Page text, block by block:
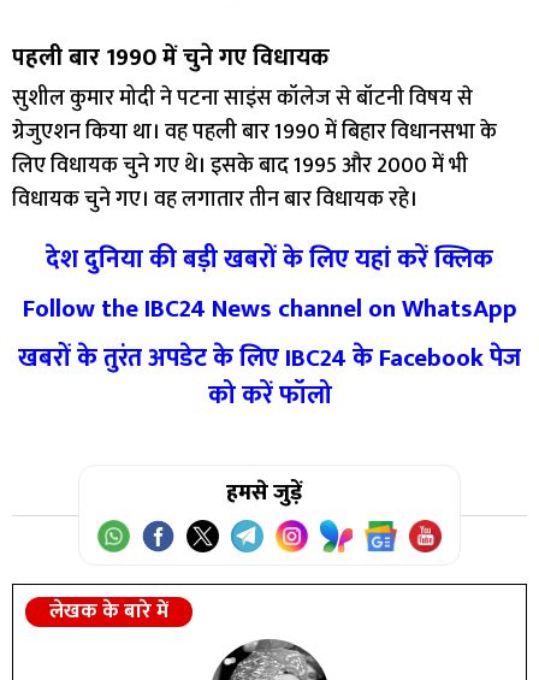
पहली बार 1990 में चुने गए विधायक
सुशील कुमार मोदी ने पटना साइंस कॉलेज से बॉटनी विषय से
ग्रेजुएशन किया था। वह पहली बार 1990 में बिहार विधानसभा के
लिए विधायक चुने गए थे। इसके बाद 1995 और 2000 में भी
विधायक चुने गए। वह लगातार तीन बार विधायक रहे।
देश दुनिया की बड़ी खबरों के लिए यहां करें क्लिक
Follow the IBC24 News channel on WhatsApp
खबरों के तुरंत अपडेट के लिए IBC24 के Facebook पेज
को करें फॉलो
हमसे जुड़ें
लेखक के बारे में